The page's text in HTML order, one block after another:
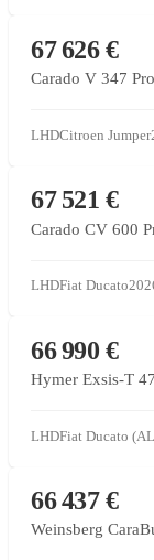
67 626 €
Carado V 347
LHDCitroen Jumper
67 521 €
Carado CV 600
LHDFiat Ducato
VENTE SOUS
66 990 €
Hymer Exsis-T
LHDFiat Ducato
66 437 €
Weinsberg